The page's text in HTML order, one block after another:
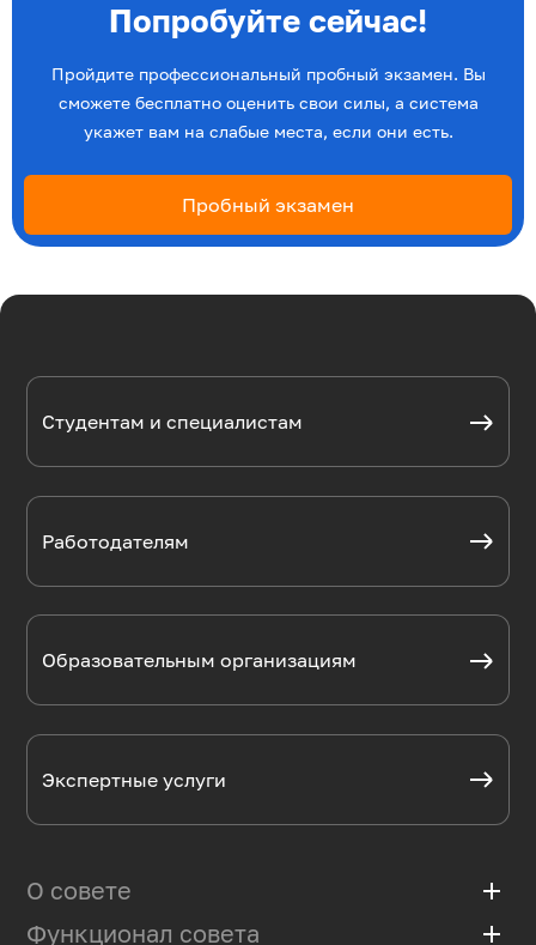
Попробуйте сейчас!
Пройдите профессиональный пробный экзамен. Вы
сможете бесплатно оценить свои силы, а система
укажет вам на слабые места, если они есть.
Пробный экзамен
Студентам и специалистам
Работодателям
Образовательным организациям
Экспертные услуги
О совете add
Базовая организация
Функционал совета add